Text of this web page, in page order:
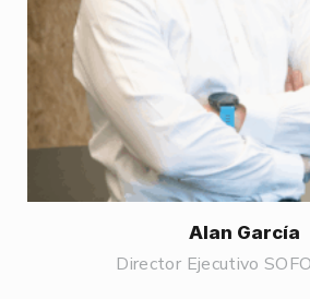
Alan García
Director Ejecutivo